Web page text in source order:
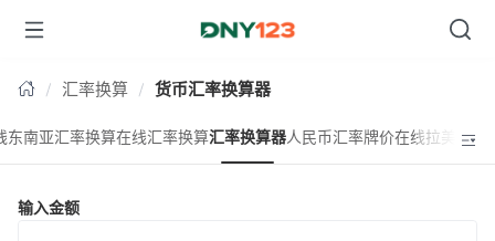
台湾
汇率换算 货币汇率换算器
东南亚汇率换算在线汇率换算汇率换算器人民币汇率牌价在线拉美汇率
输入金额